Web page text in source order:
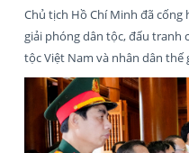
Chủ tịch Hồ Chí Minh đã
giải phóng dân tộc, đấu tranh
tộc Việt Nam và nhân dân thế